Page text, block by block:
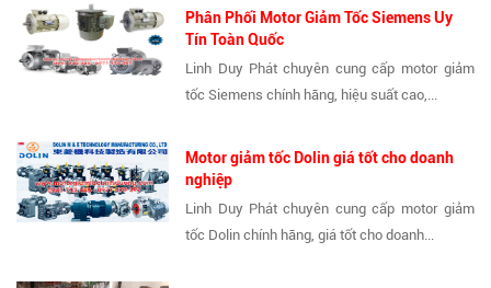
Phân Phối Motor Giảm Tốc Siemens Uy
Tín Toàn Quốc
Linh Duy Phát chuyên cung cấp motor giảm
tốc Siemens chính hãng, hiệu suất cao,...
Motor giảm tốc Dolin giá tốt cho doanh
nghiệp
Linh Duy Phát chuyên cung cấp motor giảm
tốc Dolin chính hãng, giá tốt cho doanh...